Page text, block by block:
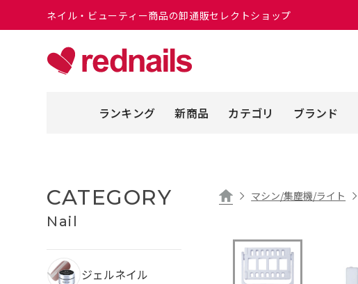
ネイル・ビューティー商品の卸通販セレクトショップ
ランキング 新商品 カテゴリ ブランド
CATEGORY
Nail
ジェルネイル
マシン/集塵機/ライト